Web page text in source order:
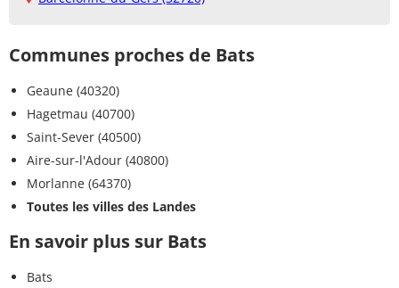
Communes proches de Bats
Geaune (40320)
Hagetmau (40700)
Saint-Sever (40500)
Aire-sur-l'Adour (40800)
Morlanne (64370)
Toutes les villes des Landes
En savoir plus sur Bats
Bats